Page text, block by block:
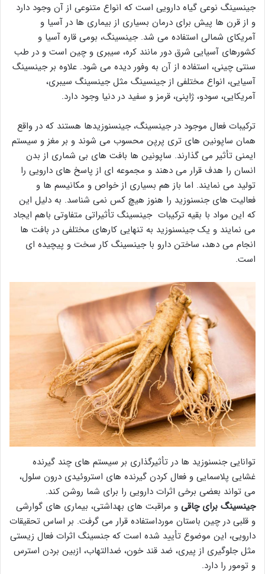
جینسینگ نوعی گیاه دارویی است که انواع متنوعی از آن وجود دارد
و از قرن ها پیش برای درمان بسیاری از بیماری ها در آسیا و
آمریکای شمالی استفاده می شد. جینسینگ، بومی قاره آسیا و
کشورهای آسیایی شرق دور مانند کره، سیبری و چین است و در طب
سنتی چینی، استفاده از آن به وفور دیده می شود. علاوه بر جینسینگ
آسیایی، انواع مختلفی از جینسینگ مثل جینسینگ سیبری،
آمریکایی، سودو، ژاپنی، قرمز و سفید در دنیا وجود دارد.
ترکیبات فعال موجود در جینسینگ، جینسنوزیدها هستند که در واقع
همان ساپونین های تری پرپن محسوب می شوند و بر مغز و سیستم
ایمنی تأثیر می گذارند. ساپونین ها بافت های بی شماری از بدن
انسان را هدف قرار می دهند و مجموعه ای از پاسخ های دارویی را
تولید می نمایند. اما باز هم بسیاری از خواص و مکانیسم ها و
فعالیت های جنسنوزید را هنوز هیچ کس نمی شناسد. به دلیل این
که این مواد با بقیه ترکیبات جینسینگ تأثیراتی متفاوتی باهم ایجاد
می نمایند و یک جینسنوزید به تنهایی کارهای مختلفی در بافت ها
انجام می دهد، ساختن دارو با جینسینگ کار سخت و پیچیده ای
است.
توانایی جنسنوزید ها در تأثیرگذاری بر سیستم های چند گیرنده
غشایی پلاسمایی و فعال کردن گیرنده های استروئیدی درون سلول،
می تواند بعضی برخی اثرات دارویی را برای شما روشن کند.
جینسینگ برای چاقی و مراقبت های بهداشتی، بیماری های گوارشی
و قلبی در چین باستان مورداستفاده قرار می گرفت. بر اساس تحقیقات
دارویی، این موضوع تأیید شده است که جنسینگ اثرات فعال زیستی
مثل جلوگیری از پیری، ضد قند خون، ضدالتهاب، ازبین بردن استرس
و تومور را دارد.